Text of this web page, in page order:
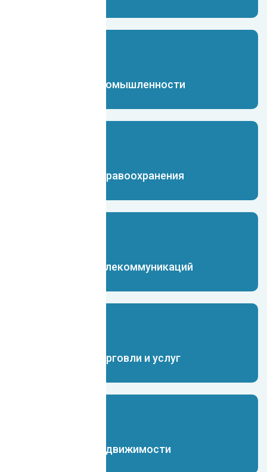
Чат-бот для промышленности
Чат-бот для здравоохранения
Чат-бот для телекоммуникаций
Чат-бот для торговли и услуг
Чат-бот для недвижимости